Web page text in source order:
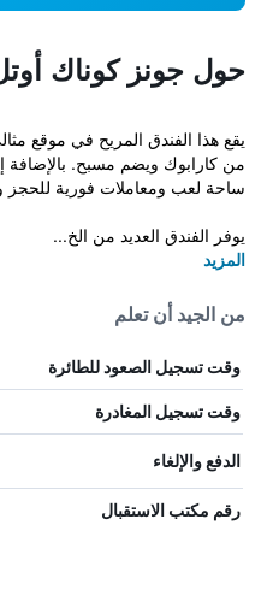
حول جونز كوناك
يقع هذا الفندق المريح في موقع
من كارابوك ويضم مسبح. بالإضافة
ساحة لعب ومعاملات فورية للحجز
يوفر الفندق العديد من الخ...
المزيد
من الجيد أن تعلم
وقت تسجيل الصعود للطائرة
وقت تسجيل المغادرة
الدفع والإلغاء
رقم مكتب الاستقبال